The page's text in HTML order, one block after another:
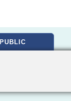
PUBLIC